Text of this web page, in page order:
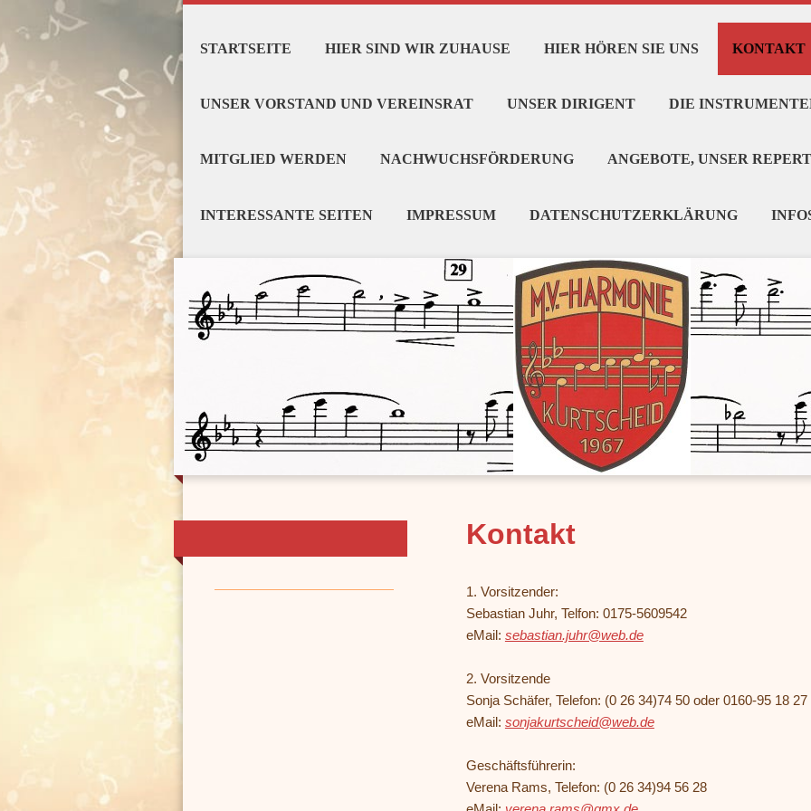
STARTSEITE HIER SIND WIR ZUHAUSE HIER HÖREN SIE UNS KONTAKT
UNSER VORSTAND UND VEREINSRAT UNSER DIRIGENT DIE
MITGLIED WERDEN NACHWUCHSFÖRDERUNG ANGEBOTE, UNSER
INTERESSANTE SEITEN IMPRESSUM DATENSCHUTZERKLÄRUNG
Kontakt
1. Vorsitzender:
Sebastian Juhr, Telfon: 0175-5609542
eMail: sebastian.juhr@web.de
2. Vorsitzende
Sonja Schäfer, Telefon: (0 26 34)74 50 oder 0160-95 18 27
eMail: sonjakurtscheid@web.de
Geschäftsführerin:
Verena Rams, Telefon: (0 26 34)94 56 28